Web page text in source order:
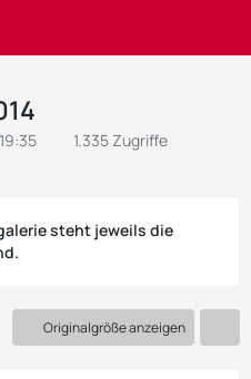
1.335 Zugriffe
steht jeweils die
Originalgröße anzeigen